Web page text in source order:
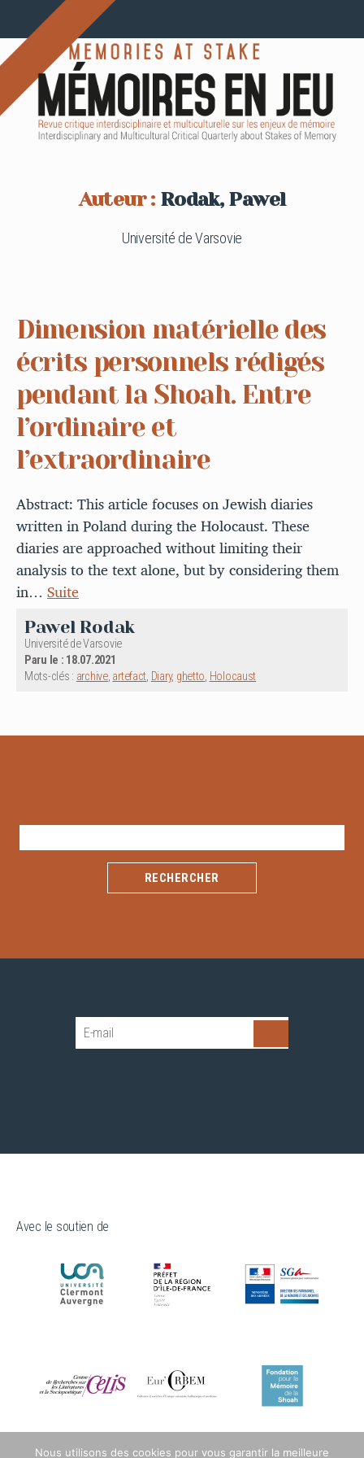
Auteur : Rodak, Pawel
Université de Varsovie
Dimension matérielle des
écrits personnels rédigés
pendant la Shoah. Entre
l’ordinaire et
l’extraordinaire
Abstract: This article focuses on Jewish diaries
written in Poland during the Holocaust. These
diaries are approached without limiting their
analysis to the text alone, but by considering them
in… Suite
Pawel Rodak
Université de Varsovie
Paru le : 18.07.2021
Mots-clés : archive, artefact, Diary, ghetto, Holocaust
Avec le soutien de
Nous utilisons des cookies pour vous garantir la meilleure